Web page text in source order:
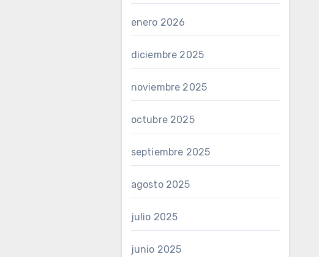
enero 2026
diciembre 2025
noviembre 2025
octubre 2025
septiembre 2025
agosto 2025
julio 2025
junio 2025